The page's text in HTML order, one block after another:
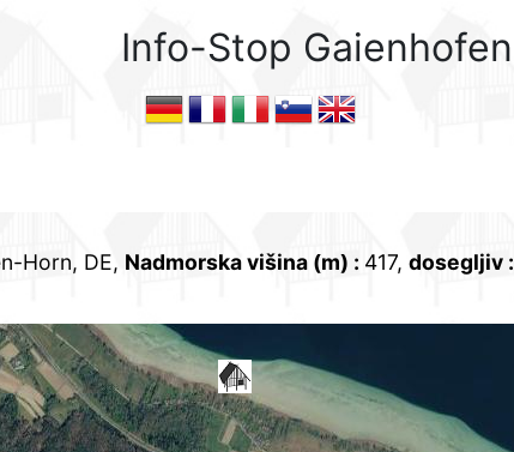
Info-Stop Gaienhofen
Horn, DE, Nadmorska višina (m) : 417,dosegljiv :